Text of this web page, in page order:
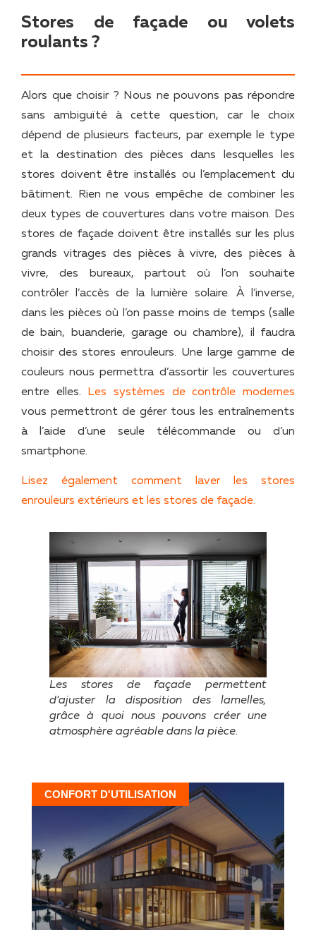
Stores de façade ou volets
roulants ?
Alors que choisir ? Nous ne pouvons pas répondre
sans ambiguïté à cette question, car le choix
dépend de plusieurs facteurs, par exemple le type
et la destination des pièces dans lesquelles les
stores doivent être installés ou l’emplacement du
bâtiment. Rien ne vous empêche de combiner les
deux types de couvertures dans votre maison. Des
stores de façade doivent être installés sur les plus
grands vitrages des pièces à vivre, des pièces à
vivre, des bureaux, partout où l’on souhaite
contrôler l’accès de la lumière solaire. À l’inverse,
dans les pièces où l’on passe moins de temps (salle
de bain, buanderie, garage ou chambre), il faudra
choisir des stores enrouleurs. Une large gamme de
couleurs nous permettra d’assortir les couvertures
entre elles.
Les systèmes de contrôle modernes
vous permettront de gérer tous les entraînements
à l’aide d’une seule télécommande ou d’un
smartphone.
Lisez également comment laver les stores
enrouleurs extérieurs et les stores de façade.
Les stores de façade permettent
d’ajuster la disposition des lamelles,
grâce à quoi nous pouvons créer une
atmosphère agréable dans la pièce.
CONFORT D'UTILISATION